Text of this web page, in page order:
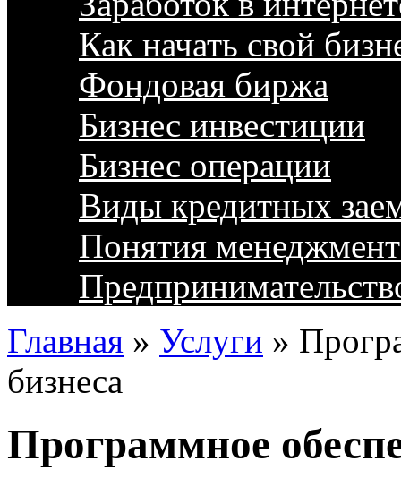
Как начать свой
Фондовая биржа
Бизнес инвестиции
Бизнес операции
Виды кредитных
Понятия
Главная » Услуги »
бизнеса
Программное